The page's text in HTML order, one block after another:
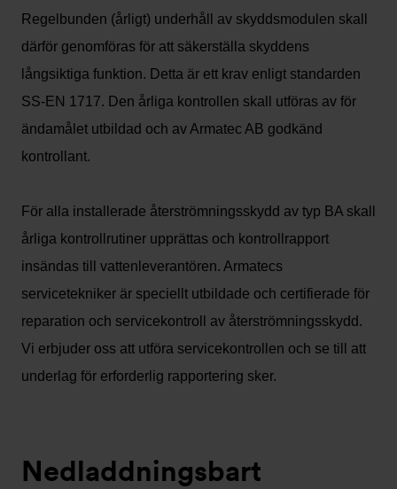
Regelbunden (årligt) underhåll av skyddsmodulen skall
därför genomföras för att säkerställa skyddens
långsiktiga funktion. Detta är ett krav enligt standarden
SS-EN 1717. Den årliga kontrollen skall utföras av för
ändamålet utbildad och av Armatec AB godkänd
kontrollant.
För alla installerade återströmningsskydd av typ BA skall
årliga kontrollrutiner upprättas och kontrollrapport
insändas till vattenleverantören. Armatecs
servicetekniker är speciellt utbildade och certifierade för
reparation och servicekontroll av återströmningsskydd.
Vi erbjuder oss att utföra servicekontrollen och se till att
underlag för erforderlig rapportering sker.
Nedladdningsbart